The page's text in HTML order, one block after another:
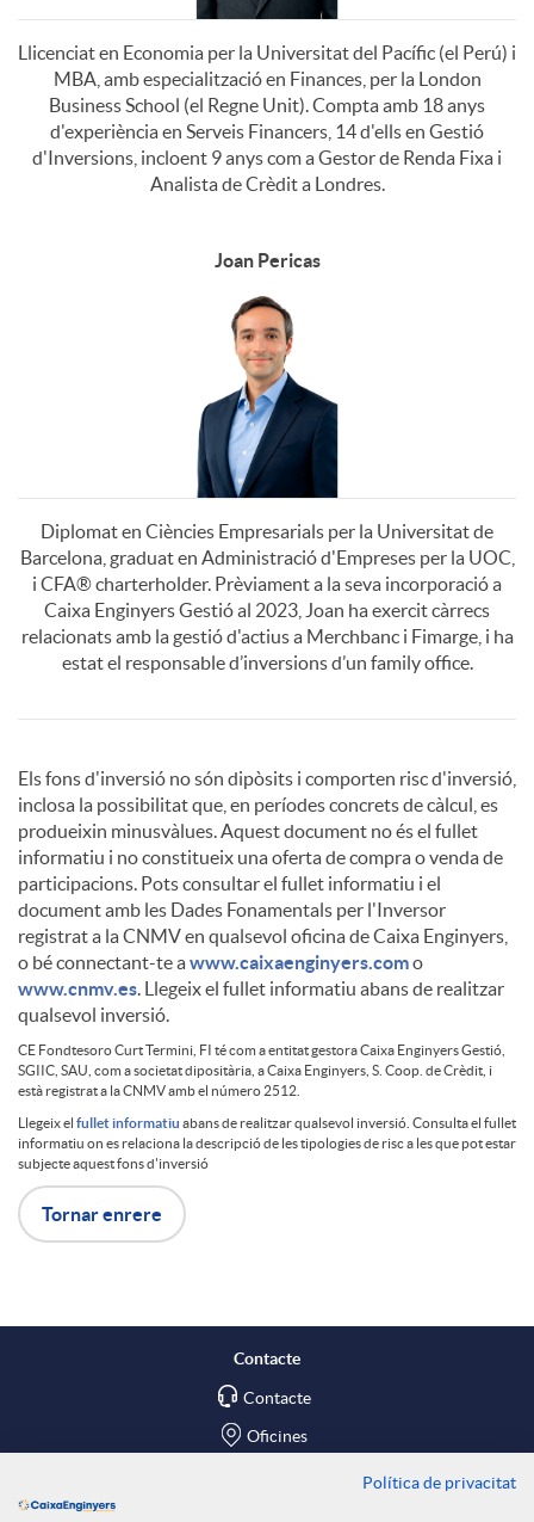
d
e
n
i
b
i
l
i
d
a
d
F
o
d
o
R
r
d
o
G
r
a
n
d
a
y
J
o
n
Llicenciat en Economia per la Universitat del Pacífic (el Perú) i
MBA, amb especialització en Finances, per la London
Business School (el Regne Unit). Compta amb 18 anys
d'experiència en Serveis Financers, 14 d'ells en Gestió
d'Inversions, incloent 9 anys com a Gestor de Renda Fixa i
Analista de Crèdit a Londres.
Joan Pericas
Diplomat en Ciències Empresarials per la Universitat de
Barcelona, graduat en Administració d'Empreses per la UOC,
i CFA® charterholder. Prèviament a la seva incorporació a
Caixa Enginyers Gestió al 2023, Joan ha exercit càrrecs
relacionats amb la gestió d'actius a Merchbanc i Fimarge, i ha
estat el responsable d’inversions d’un family office.
A
p
l
i
c
a
c
n
D
i
s
c
l
a
i
r
Els fons d'inversió no són dipòsits i comporten risc d'inversió,
inclosa la possibilitat que, en períodes concrets de càlcul, es
produeixin minusvàlues. Aquest document no és el fullet
informatiu i no constitueix una oferta de compra o venda de
participacions. Pots consultar el fullet informatiu i el
document amb les Dades Fonamentals per l'Inversor
registrat a la CNMV en qualsevol oficina de Caixa Enginyers,
o bé connectant-te awww.caixaenginyers.como
www.cnmv.es. Llegeix el fullet informatiu abans de realitzar
qualsevol inversió.
D
i
s
c
a
CE Fondtesoro Curt Termini, FI té com a entitat gestora Caixa Enginyers Gestió,
SGIIC, SAU, com a societat dipositària, a Caixa Enginyers, S. Coop. de Crèdit, i
està registrat a la CNMV amb el número 2512.
Llegeix el fullet informatiu abans de realitzar qualsevol inversió. Consulta el fullet
informatiu on es relaciona la descripció de les tipologies de risc a les que pot estar
subjecte aquest fons d'inversió
b
o
Tornar enrere
Contacte
Contacte
Oficines
Política de privacitat